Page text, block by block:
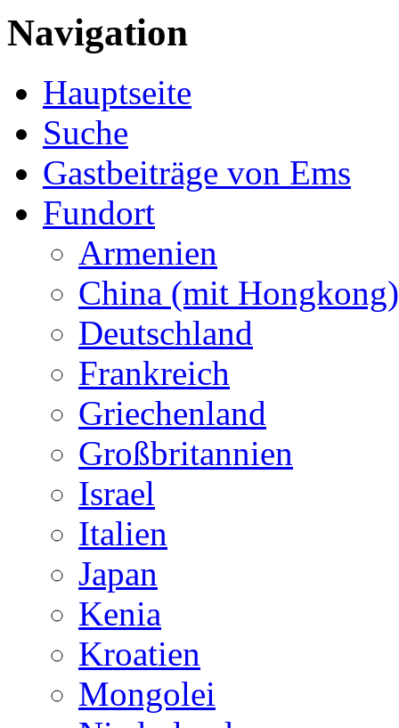
Navigation
Hauptseite
Suche
Gastbeiträge von Ems
Fundort
Armenien
China (mit Hongkong)
Deutschland
Frankreich
Griechenland
Großbritannien
Israel
Italien
Japan
Kenia
Kroatien
Mongolei